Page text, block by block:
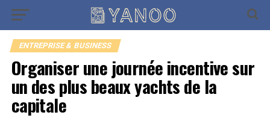
ENTREPRISE & BUSINESS
Organiser une journée incentive sur
un des plus beaux yachts de la
capitale
Go to mobile version